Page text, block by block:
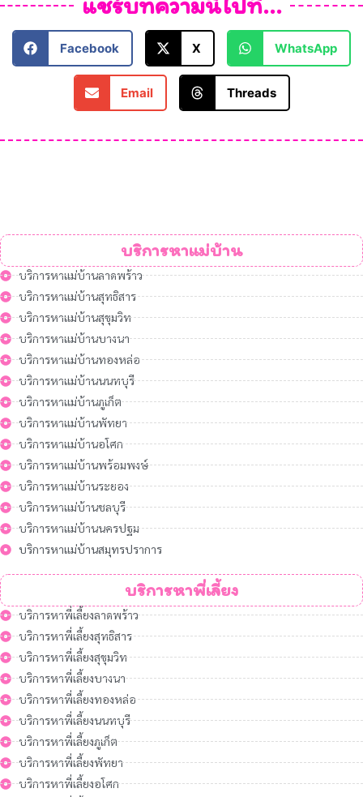
Facebook X WhatsApp
Email Threads
บริการหาแม่บ้าน
บริการหาแม่บ้านลาดพร้าว
บริการหาแม่บ้านสุทธิสาร
บริการหาแม่บ้านสุขุมวิท
บริการหาแม่บ้านบางนา
บริการหาแม่บ้านทองหล่อ
บริการหาแม่บ้านนนทบุรี
บริการหาแม่บ้านภูเก็ต
บริการหาแม่บ้านพัทยา
บริการหาแม่บ้านอโศก
บริการหาแม่บ้านพร้อมพงษ์
บริการหาแม่บ้านระยอง
บริการหาแม่บ้านชลบุรี
บริการหาแม่บ้านนครปฐม
บริการหาแม่บ้านสมุทรปราการ
บริการหาพี่เลี้ยง
บริการหาพี่เลี้ยงลาดพร้าว
บริการหาพี่เลี้ยงสุทธิสาร
บริการหาพี่เลี้ยงสุขุมวิท
บริการหาพี่เลี้ยงบางนา
บริการหาพี่เลี้ยงทองหล่อ
บริการหาพี่เลี้ยงนนทบุรี
บริการหาพี่เลี้ยงภูเก็ต
บริการหาพี่เลี้ยงพัทยา
บริการหาพี่เลี้ยงอโศก